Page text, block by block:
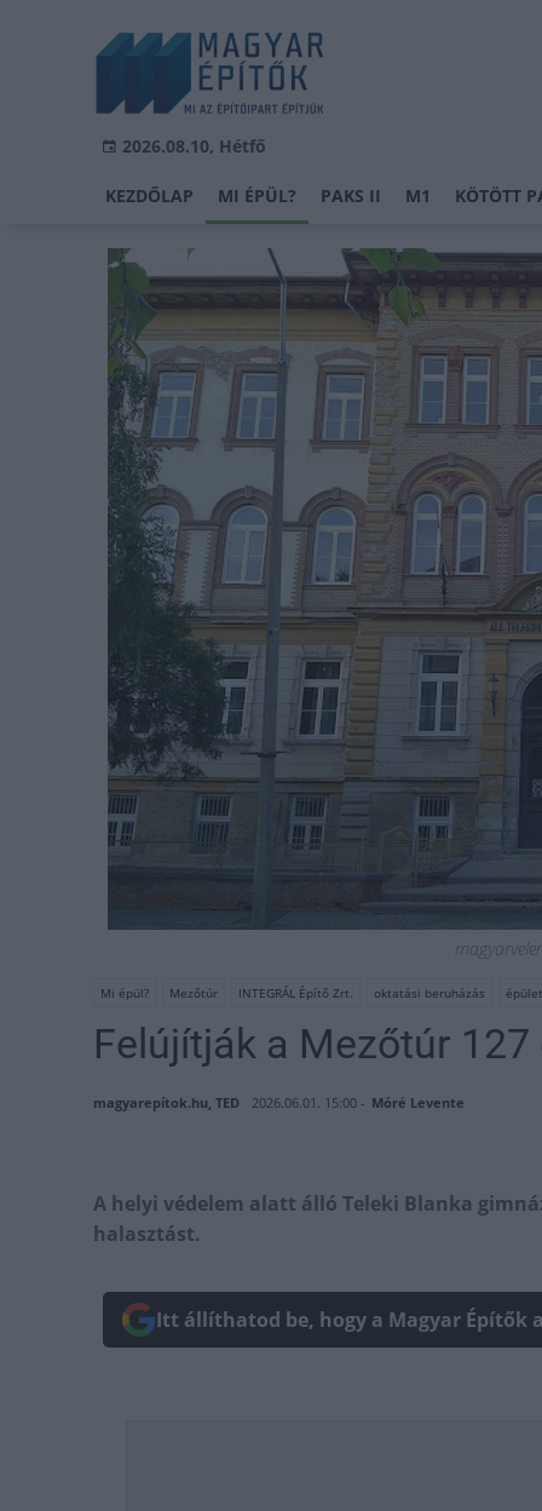
2026.08.10, Hétfő
KEZDŐLAP MI ÉPÜL? PAKS II M1 KÖTÖTT
Mi épül? Mezőtúr INTEGRÁL Építő Zrt. oktatási beruházás
Felújítják a Mezőtúr
magyarepítok.hu, TED 2026.06.01. 15:00 - Móré Levente
A helyi védelem alatt álló Teleki Blanka
halasztást.
Itt állíthatod be, hogy a Magyar Építők